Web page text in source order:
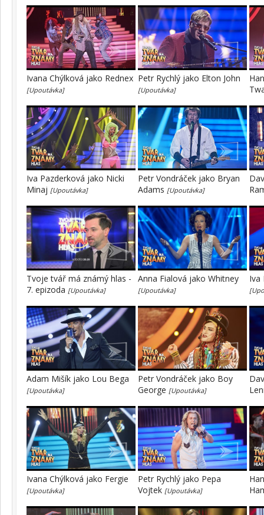
Ivana Chýlková jako Rednex
[Upoutávka]
Petr Rychlý jako Elton John
[Upoutávka]
Iva Pazderková jako Nicki
Minaj [Upoutávka]
Petr Vondráček jako Bryan
Adams [Upoutávka]
Tvoje tvář má známý hlas -
7. epizoda [Upoutávka]
Anna Fialová jako Whitney
[Upoutávka]
Iva
Adam Mišík jako Lou Bega
[Upoutávka]
Petr Vondráček jako Boy
George [Upoutávka]
Ivana Chýlková jako Fergie
[Upoutávka]
Petr Rychlý jako Pepa
Vojtek [Upoutávka]